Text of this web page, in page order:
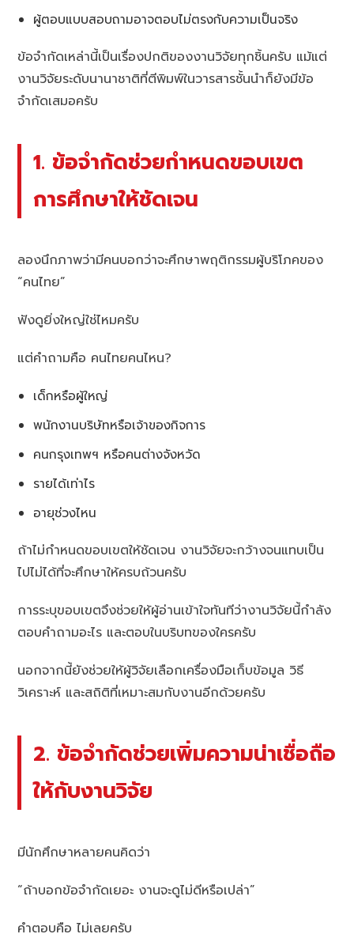
ผู้ตอบแบบสอบถามอาจตอบไม่ตรงกับความเป็นจริง
ข้อจำกัดเหล่านี้เป็นเรื่องปกติของงานวิจัยทุกชิ้นครับ แม้แต่
งานวิจัยระดับนานาชาติที่ตีพิมพ์ในวารสารชั้นนำก็ยังมีข้อ
จำกัดเสมอครับ
1. ข้อจำกัดช่วยกำหนดขอบเขต
การศึกษาให้ชัดเจน
ลองนึกภาพว่ามีคนบอกว่าจะศึกษาพฤติกรรมผู้บริโภคของ
“คนไทย”
ฟังดูยิ่งใหญ่ใช่ไหมครับ
แต่คำถามคือ คนไทยคนไหน?
เด็กหรือผู้ใหญ่
พนักงานบริษัทหรือเจ้าของกิจการ
คนกรุงเทพฯ หรือคนต่างจังหวัด
รายได้เท่าไร
อายุช่วงไหน
ถ้าไม่กำหนดขอบเขตให้ชัดเจน งานวิจัยจะกว้างจนแทบเป็น
ไปไม่ได้ที่จะศึกษาให้ครบถ้วนครับ
การระบุขอบเขตจึงช่วยให้ผู้อ่านเข้าใจทันทีว่างานวิจัยนี้กำลัง
ตอบคำถามอะไร และตอบในบริบทของใครครับ
นอกจากนี้ยังช่วยให้ผู้วิจัยเลือกเครื่องมือเก็บข้อมูล วิธี
วิเคราะห์ และสถิติที่เหมาะสมกับงานอีกด้วยครับ
2. ข้อจำกัดช่วยเพิ่มความน่าเชื่อถือ
ให้กับงานวิจัย
มีนักศึกษาหลายคนคิดว่า
“ถ้าบอกข้อจำกัดเยอะ งานจะดูไม่ดีหรือเปล่า”
คำตอบคือ ไม่เลยครับ